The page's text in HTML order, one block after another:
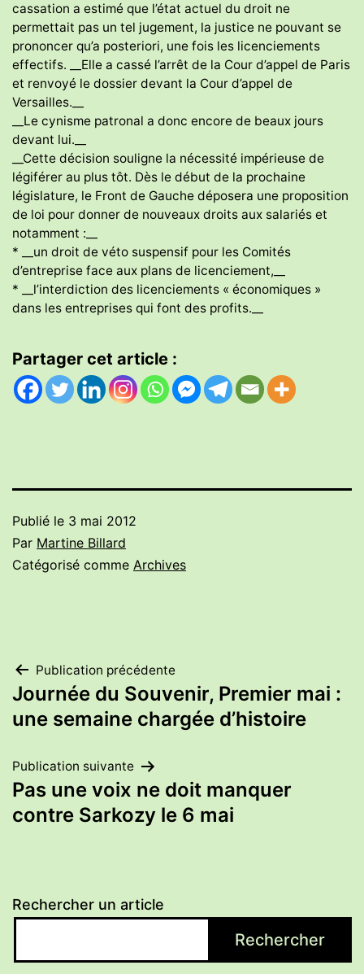
cassation a estimé que l’état actuel du droit ne
permettait pas un tel jugement, la justice ne pouvant se
prononcer qu’a posteriori, une fois les licenciements
effectifs. __Elle a cassé l’arrêt de la Cour d’appel de Paris
et renvoyé le dossier devant la Cour d’appel de
Versailles.__
__Le cynisme patronal a donc encore de beaux jours
devant lui.__
__Cette décision souligne la nécessité impérieuse de
légiférer au plus tôt. Dès le début de la prochaine
législature, le Front de Gauche déposera une proposition
de loi pour donner de nouveaux droits aux salariés et
notamment :__
* __un droit de véto suspensif pour les Comités
d’entreprise face aux plans de licenciement,__
* __l’interdiction des licenciements « économiques »
dans les entreprises qui font des profits.__
Partager cet article :
Publié le 3 mai 2012
Par Martine Billard
Catégorisé comme Archives
Navigation
de
l’article
Publication précédente
Journée du Souvenir, Premier mai :
une semaine chargée d’histoire
Publication suivante
Pas une voix ne doit manquer
contre Sarkozy le 6 mai
Rechercher un article
Rechercher